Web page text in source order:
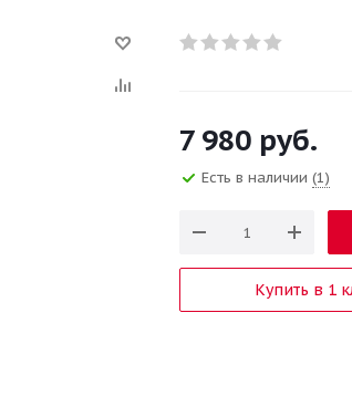
7 980 руб.
Есть в наличии (1)
Купить в 1